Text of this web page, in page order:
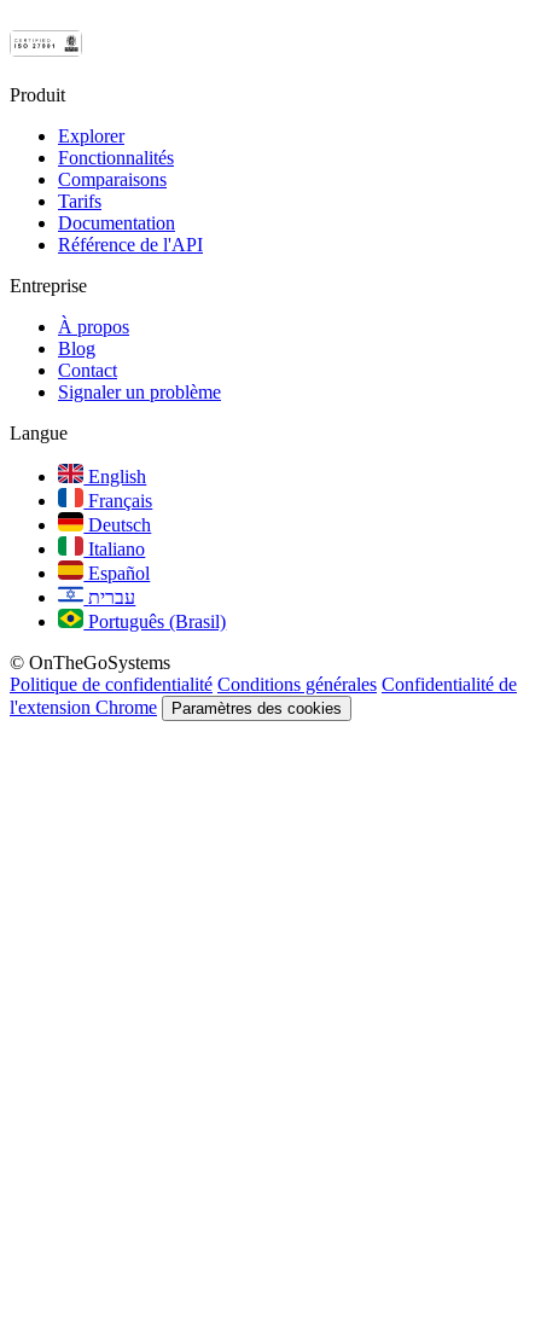
Produit
Explorer
Fonctionnalités
Comparaisons
Tarifs
Documentation
Référence de l'API
Entreprise
À propos
Blog
Contact
Signaler un problème
Langue
English
Français
Deutsch
Italiano
Español
עברית
Português (Brasil)
© OnTheGoSystems
Politique de confidentialité Conditions générales Confidentialité de
l'extension Chrome
Paramètres des cookies